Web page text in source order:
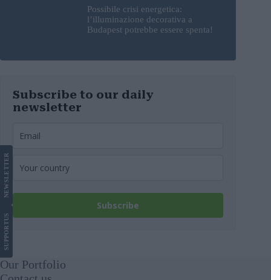
Possibile crisi energetica:
l’illuminazione decorativa a
Budapest potrebbe essere spenta!
Subscribe to our daily
newsletter
Subscribe
SUPPORT
US
NEWS
LETTER
Our Portfolio